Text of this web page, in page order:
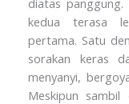
kedua terasa
pertama. Satu
sorakan keras
menyanyi,
Meskipun